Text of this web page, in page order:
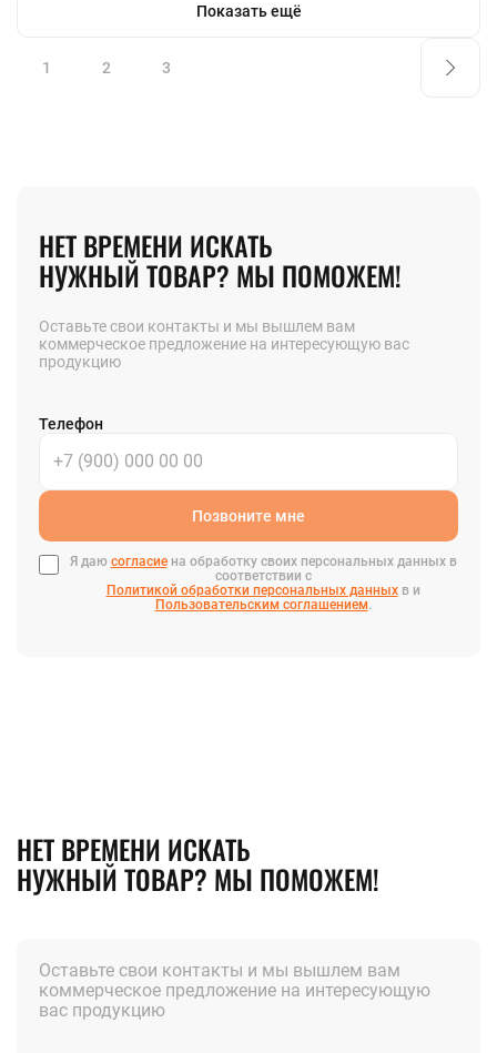
Показать ещё
1 2 3
НЕТ ВРЕМЕНИ ИСКАТЬ
НУЖНЫЙ ТОВАР? МЫ ПОМОЖЕМ!
Оставьте свои контакты и мы вышлем вам
коммерческое предложение на интересующую вас
продукцию
Телефон
Позвоните мне
Я даю согласиена обработку своих персональных данных в
соответствии с
Политикой обработки персональных данныхв и
Пользовательским соглашением.
НЕТ ВРЕМЕНИ ИСКАТЬ
НУЖНЫЙ ТОВАР? МЫ ПОМОЖЕМ!
Оставьте свои контакты и мы вышлем вам
коммерческое предложение на интересующую
вас продукцию